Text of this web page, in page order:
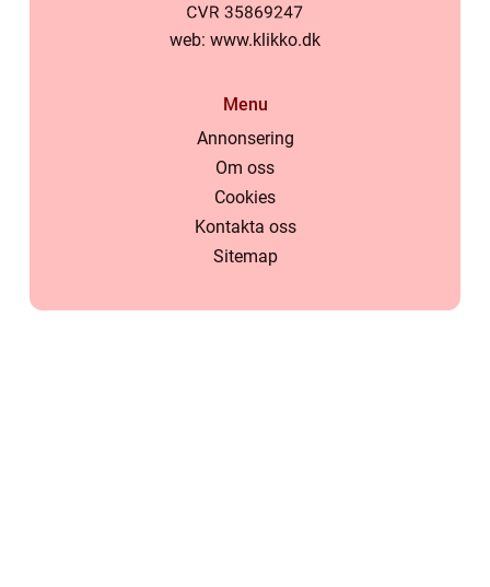
web: www.klikko.dk
Menu
Annonsering
Om oss
Cookies
Kontakta oss
Sitemap